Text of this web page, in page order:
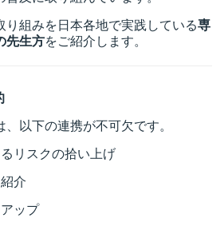
り組みを日本各地で実践している専
先生方をご紹介します。
以下の連携が不可欠です。
リスクの拾い上げ
介
ップ